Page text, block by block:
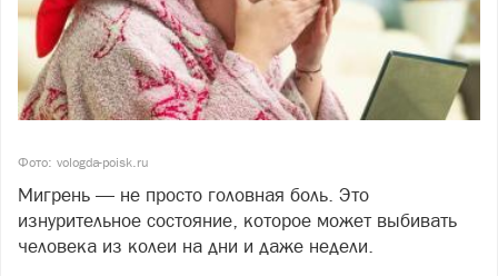
Фото: vologda-poisk.ru
Мигрень — не просто головная боль. Это
изнурительное состояние, которое может выбивать
человека из колеи на дни и даже недели.